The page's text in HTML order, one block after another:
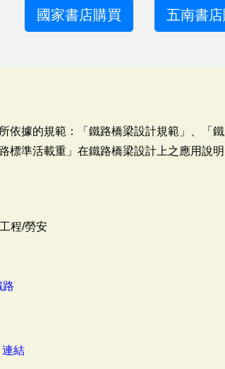
國家書店購買 五南書
依據的規範：「鐵路橋梁設計規範」、「
標準活載重」在鐵路橋梁設計上之應用說明
程/勞安
路
連結